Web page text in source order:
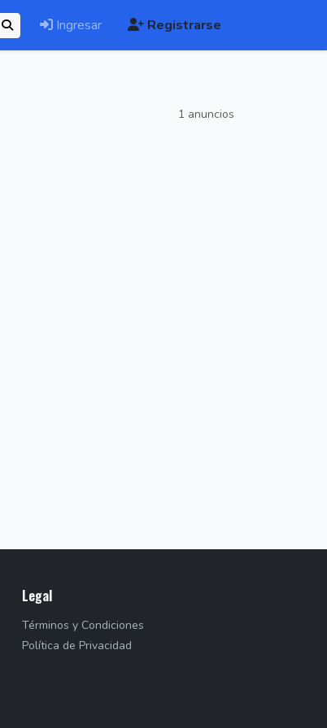
Ingresar Registrarse
1 anuncios
Legal
Términos y Condiciones
Política de Privacidad